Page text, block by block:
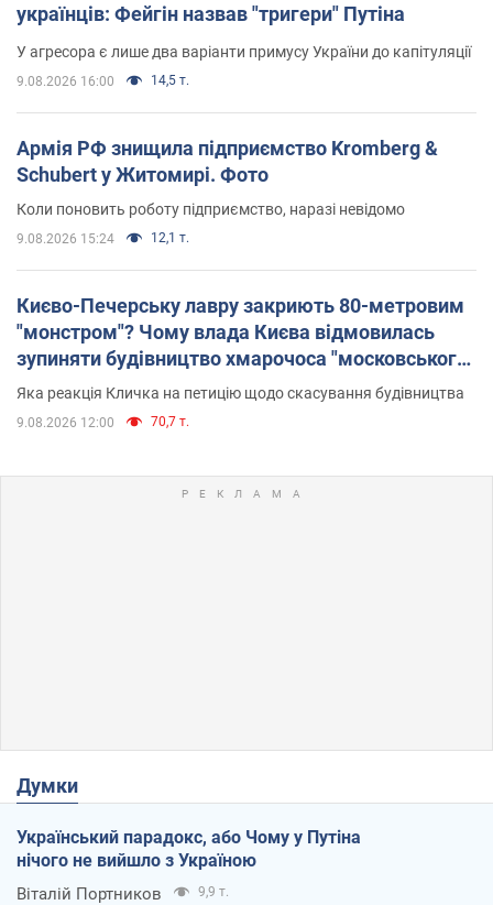
українців: Фейгін назвав "тригери" Путіна
У агресора є лише два варіанти примусу України до капітуляції
9.08.2026 16:00 14,5 т.
Армія РФ знищила підприємство Kromberg &
Schubert у Житомирі. Фото
Коли поновить роботу підприємство, наразі невідомо
9.08.2026 15:24 12,1 т.
Києво-Печерську лавру закриють 80-метровим
"монстром"? Чому влада Києва відмовилась
зупиняти будівництво хмарочоса "московського
вірянина"
Яка реакція Кличка на петицію щодо скасування будівництва
9.08.2026 12:00 70,7 т.
Думки
Український парадокс, або Чому у Путіна
нічого не вийшло з Україною
Віталій Портников 9,9 т.